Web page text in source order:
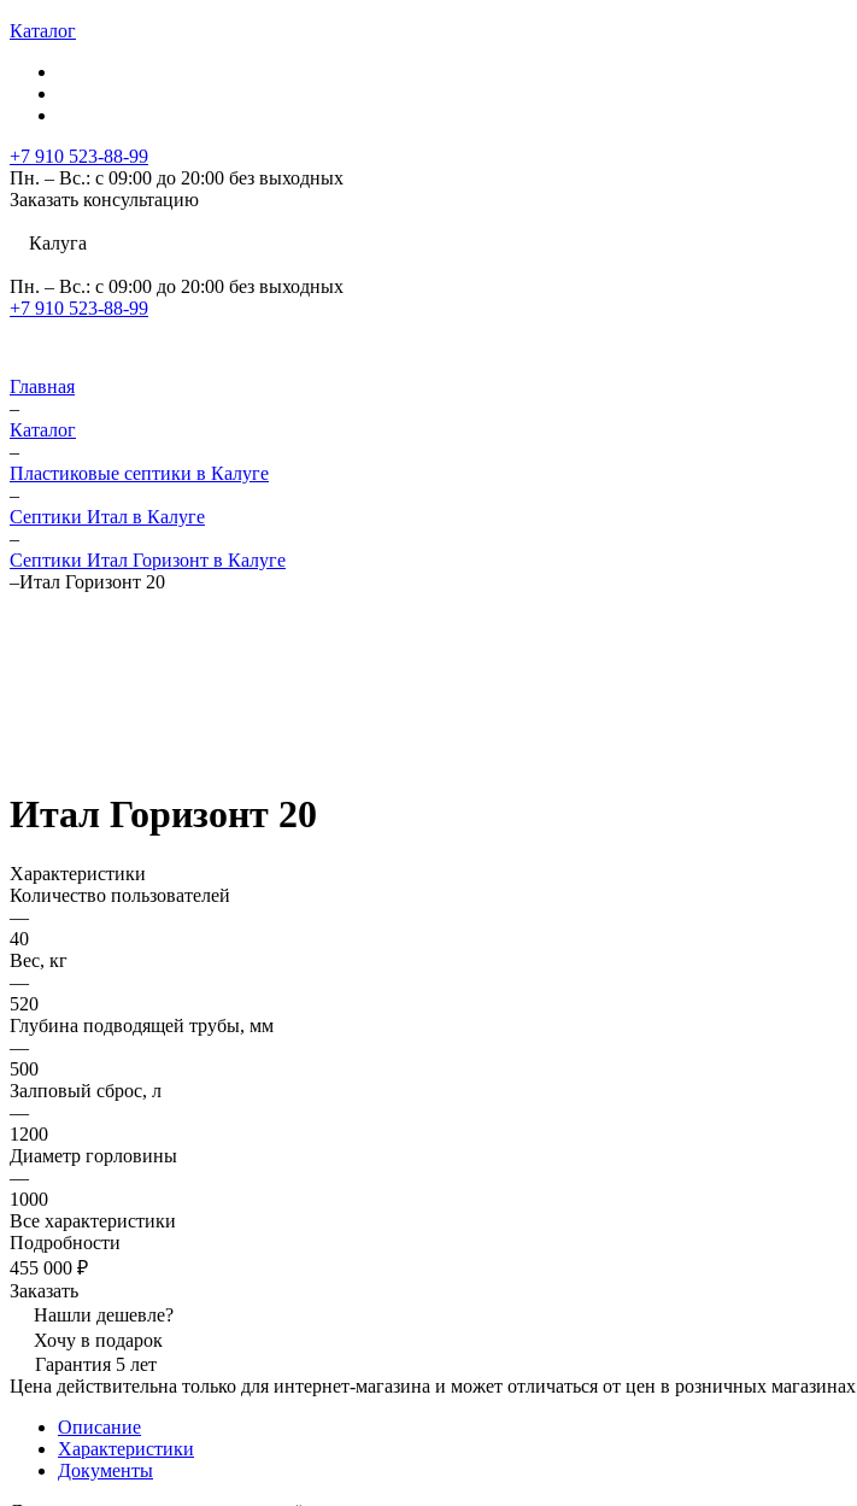
Каталог
+7 910 523-88-99
Пн. – Вс.: с 09:00 до 20:00 без выходных
Заказать консультацию
Калуга
Пн. – Вс.: с 09:00 до 20:00 без выходных
+7 910 523-88-99
Главная
–
Каталог
–
Пластиковые септики в Калуге
–
Септики Итал в Калуге
–
Септики Итал Горизонт в Калуге
–Итал Горизонт 20
Итал Горизонт 20
Характеристики
Количество пользователей
—
40
Вес, кг
—
520
Глубина подводящей трубы, мм
—
500
Залповый сброс, л
—
1200
Диаметр горловины
—
1000
Все характеристики
Подробности
455 000 ₽
Заказать
Нашли дешевле?
Хочу в подарок
Гарантия 5 лет
Цена действительна только для интернет-магазина и может отличаться от цен в розничных магазинах
Описание
Характеристики
Документы